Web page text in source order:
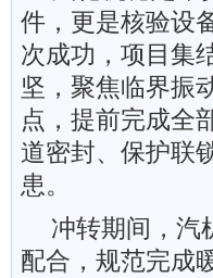
件，更是核验设
次成功，项目集
坚，聚焦临界振
点，提前完成全
道密封、保护联
患。
冲转期间，汽
配合，规范完成